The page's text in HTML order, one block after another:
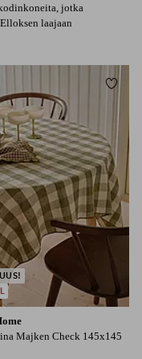
jotka
laajaan
Majken Check 145x145